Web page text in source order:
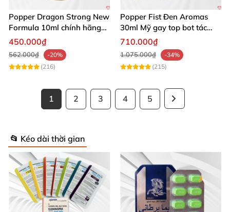
Popper Dragon Strong New
Formula 10ml chính hãng
Mỹ dành cho Top Bot
450.000₫
562.000₫
-20%
(216)
Popper Fist Đen Aromas
30ml Mỹ gay top bot tác
dụng mạnh
710.000₫
1.075.000₫
-34%
(215)
1 2 3 4 5
📂 Kéo dài thời gian